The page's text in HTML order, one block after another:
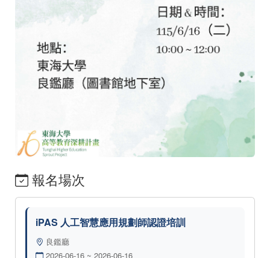
報名場次
iPAS 人工智慧應用規劃師認證培訓
良鑑廳
2026-06-16 ~ 2026-06-16